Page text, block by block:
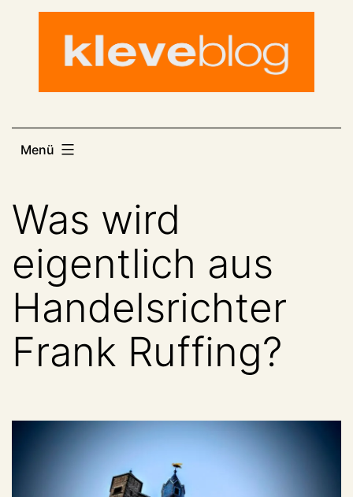
Menü
Was wird
eigentlich aus
Handelsrichter
Frank Ruffing?